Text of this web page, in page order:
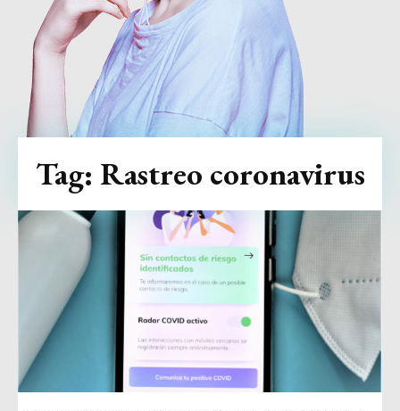
Tag: Rastreo coronavirus